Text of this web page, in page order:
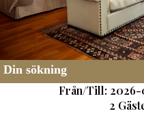
Din sökning
Från/Till:
2